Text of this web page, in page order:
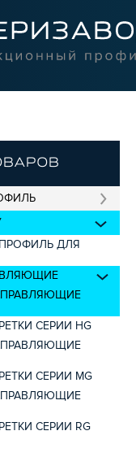
ДЛЯ
СЕРИИ HG
СЕРИИ MG
СЕРИИ RG